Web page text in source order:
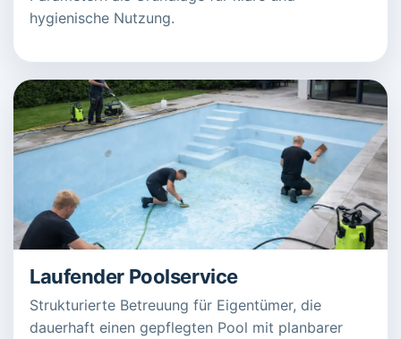
hygienische Nutzung.
Laufender Poolservice
Strukturierte Betreuung für Eigentümer, die
dauerhaft einen gepflegten Pool mit planbarer